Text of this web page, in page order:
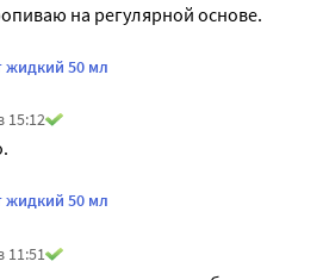
на регулярной основе.
жидкий 50 мл
15:12
жидкий 50 мл
11:51